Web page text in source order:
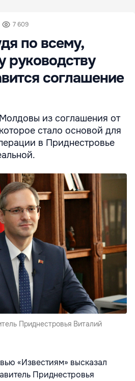
7 609
по всему,
руководству
соглашение
из соглашения от
стало основой для
в Приднестровье
Приднестровья Виталий
«Известиям» высказал
Приднестровья